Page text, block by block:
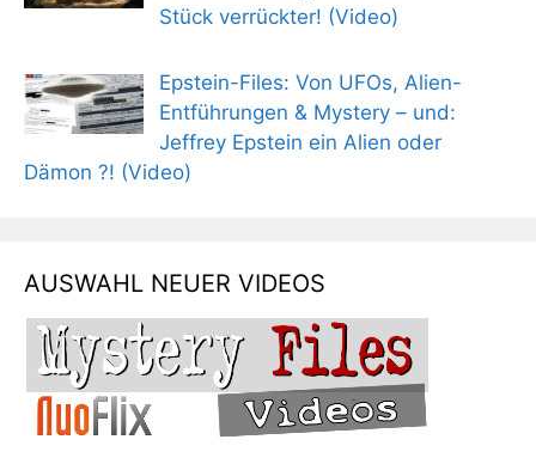
Stück verrückter! (Video)
Epstein-Files: Von UFOs, Alien-
Entführungen & Mystery – und:
Jeffrey Epstein ein Alien oder
Dämon ?! (Video)
AUSWAHL NEUER VIDEOS